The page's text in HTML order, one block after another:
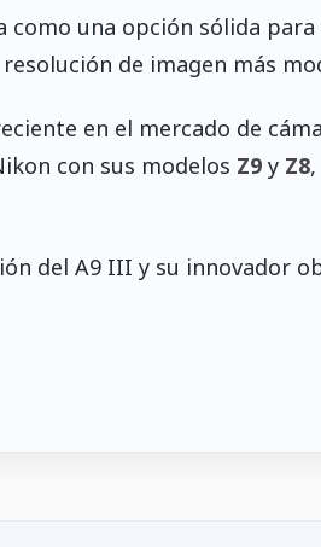
una opción sólida para
de imagen más
en el mercado de
con sus modelos Z9y Z8,
del A9 III y su innovador